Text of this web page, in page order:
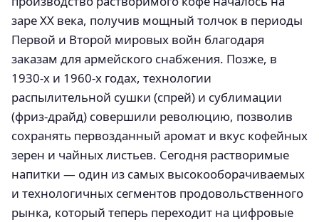
заре XX века, получив мощный толчок в периоды
Первой и Второй мировых войн благодаря
заказам для армейского снабжения. Позже, в
1930-х и 1960-х годах, технологии
распылительной сушки (спрей) и сублимации
(фриз-драйд) совершили революцию, позволив
сохранять первозданный аромат и вкус кофейных
зерен и чайных листьев. Сегодня растворимые
напитки — один из самых высокооборачиваемых
и технологичных сегментов продовольственного
рынка, который теперь переходит на цифровые